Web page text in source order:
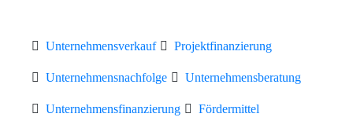
Unternehmensverkauf Projektfinanzierung
Unternehmensnachfolge Unternehmensberatung
Unternehmensfinanzierung Fördermittel